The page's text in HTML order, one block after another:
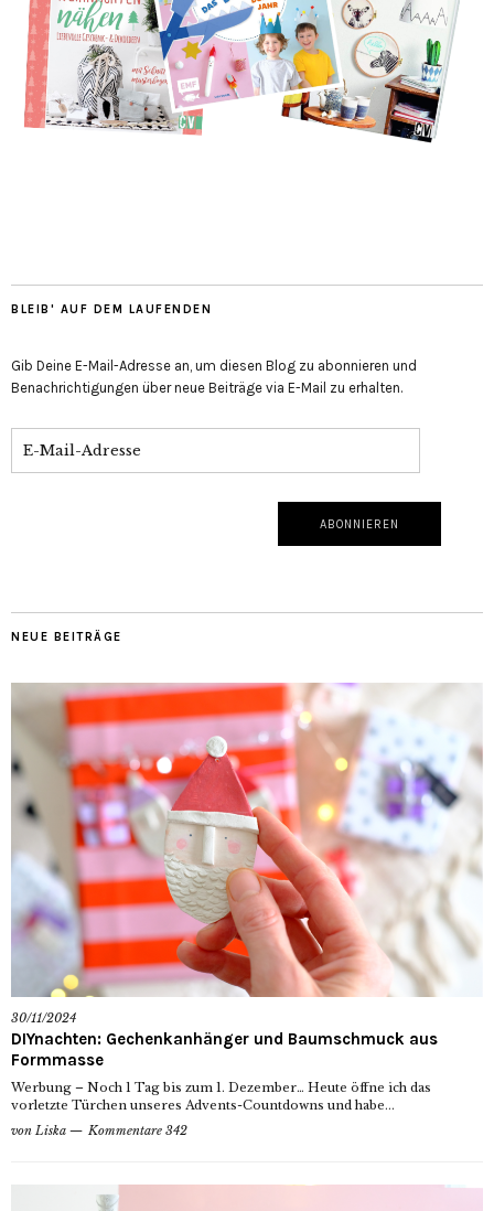
BLEIB' AUF DEM LAUFENDEN
Gib Deine E-Mail-Adresse an, um diesen Blog zu abonnieren und
Benachrichtigungen über neue Beiträge via E-Mail zu erhalten.
NEUE BEITRÄGE
30/11/2024
DIYnachten: Gechenkanhänger und Baumschmuck aus
Formmasse
Werbung – Noch 1 Tag bis zum 1. Dezember… Heute öffne ich das
vorletzte Türchen unseres Advents-Countdowns und habe...
von Liska Kommentare 342